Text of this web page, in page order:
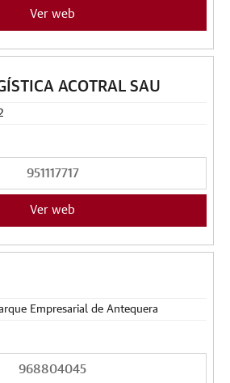
Ver web
ACOTRAL SAU
951117717
Ver web
Empresarial de Antequera
968804045